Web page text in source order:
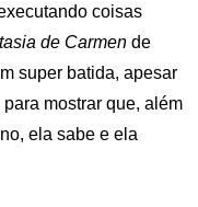
coisas
de Carmen de
super batida, apesar
mostrar que, além
ela sabe e ela